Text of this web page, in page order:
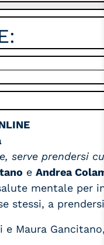
serve prendersi
eAndrea
mentale per
stessi, a
e Maura